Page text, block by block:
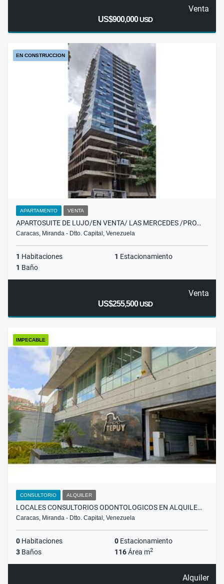
Venta
US$900,000USD
EN CONSTRUCCION
APARTAMENTO VENTA
APARTOSUITE DE LUJO/EN VENTA/ LAS MERCEDES /PRO…
Caracas, Miranda - Dtto. Capital, Venezuela
1 Habitaciones 1 Estacionamiento
1 Baño
Venta
US$255,500USD
IMPECABLE
CONSULTORIO ALQUILER
LOCALES CONSULTORIOS ODONTOLOGICOS EN ALQUILE…
Caracas, Miranda - Dtto. Capital, Venezuela
0 Habitaciones 0 Estacionamiento
3 Baños 116Área m2
Alquiler